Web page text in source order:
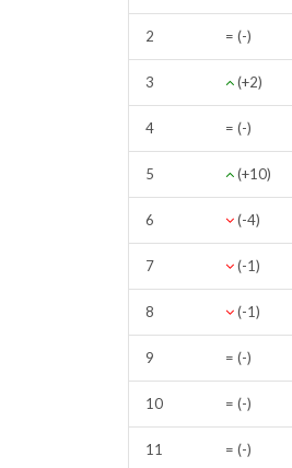
2 = (-)
3 (+2)
4 = (-)
5 (+10)
6 (-4)
7 (-1)
8 (-1)
9 = (-)
10 = (-)
11 = (-)